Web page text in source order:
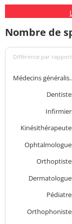
Nombre de
Différence par
Médecins